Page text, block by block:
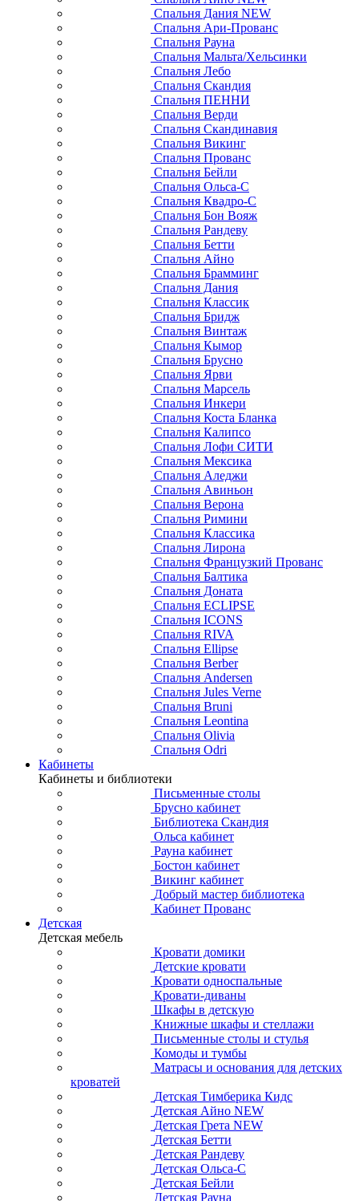
Спальня Дания NEW
Спальня Ари-Прованс
Спальня Рауна
Спальня Мальта/Хельсинки
Спальня Лебо
Спальня Скандия
Спальня ПЕННИ
Спальня Верди
Спальня Скандинавия
Спальня Викинг
Спальня Прованс
Спальня Бейли
Спальня Ольса-С
Спальня Квадро-С
Спальня Бон Вояж
Спальня Рандеву
Спальня Бетти
Спальня Айно
Спальня Брамминг
Спальня Дания
Спальня Классик
Спальня Бридж
Спальня Винтаж
Спальня Кымор
Спальня Брусно
Спальня Ярви
Спальня Марсель
Спальня Инкери
Спальня Коста Бланка
Спальня Калипсо
Спальня Лофи СИТИ
Спальня Мексика
Спальня Аледжи
Спальня Авиньон
Спальня Верона
Спальня Римини
Спальня Классика
Спальня Лирона
Спальня Французкий Прованс
Спальня Балтика
Спальня Доната
Спальня ECLIPSE
Спальня ICONS
Спальня RIVA
Спальня Ellipse
Спальня Berber
Спальня Andersen
Спальня Jules Verne
Спальня Bruni
Спальня Leontina
Спальня Olivia
Спальня Odri
Кабинеты
Кабинеты и библиотеки
Письменные столы
Брусно кабинет
Библиотека Скандия
Ольса кабинет
Рауна кабинет
Бостон кабинет
Викинг кабинет
Добрый мастер библиотека
Кабинет Прованс
Детская
Детская мебель
Кровати домики
Детские кровати
Кровати односпальные
Кровати-диваны
Шкафы в детскую
Книжные шкафы и стеллажи
Письменные столы и стулья
Комоды и тумбы
Матрасы и основания для детских
кроватей
Детская Тимберика Кидс
Детская Айно NEW
Детская Грета NEW
Детская Бетти
Детская Рандеву
Детская Ольса-С
Детская Бейли
Детская Рауна